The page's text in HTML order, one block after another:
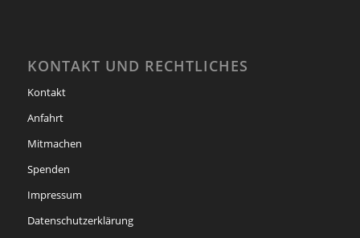
KONTAKT UND RECHTLICHES
Kontakt
Anfahrt
Mitmachen
Spenden
Impressum
Datenschutzerklärung